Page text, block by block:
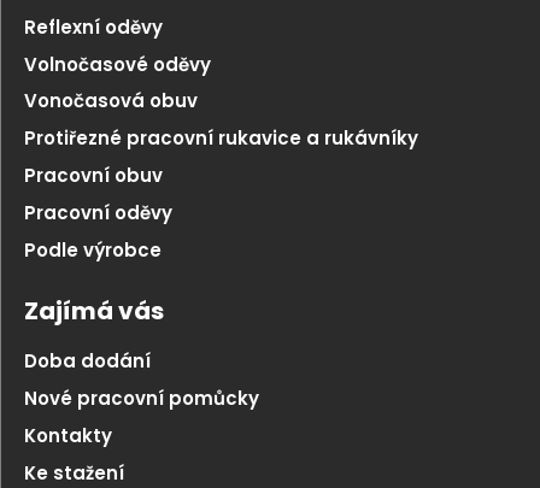
Reflexní oděvy
Volnočasové oděvy
Vonočasová obuv
Protiřezné pracovní rukavice a rukávníky
Pracovní obuv
Pracovní oděvy
Podle výrobce
Zajímá vás
Doba dodání
Nové pracovní pomůcky
Kontakty
Ke stažení